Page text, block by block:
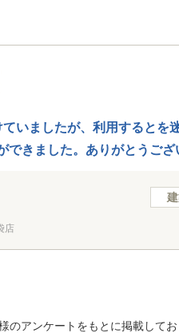
いましたが、利用すると
きました。ありがとうござ
店
アンケートをもとに掲載してお